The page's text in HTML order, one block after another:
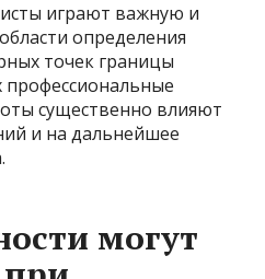
играют важную и
определения
точек границы
профессиональные
существенно влияют
и на дальнейшее
могут